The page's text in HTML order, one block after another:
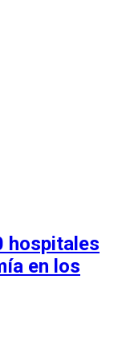
hospitales
en los